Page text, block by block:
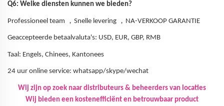
Q6: Welke diensten kunnen we bieden?
Professioneel team ， Snelle levering ， NA-VERKOOP GARANTIE
Geaccepteerde betaalvaluta's: USD, EUR, GBP, RMB
Taal: Engels, Chinees, Kantonees
24 uur online service: whatsapp/skype/wechat
Wij zijn op zoek naar distributeurs & beheerders van locaties
Wij bieden een kostenefficiënt en betrouwbaar product